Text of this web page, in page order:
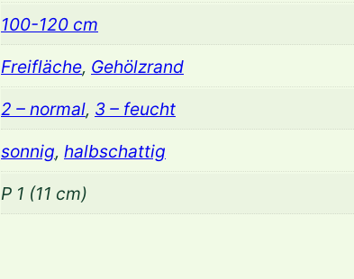
l
'
l
100-120 cm
Freifläche, Gehölzrand
2 – normal, 3 – feucht
sonnig, halbschattig
P 1 (11 cm)